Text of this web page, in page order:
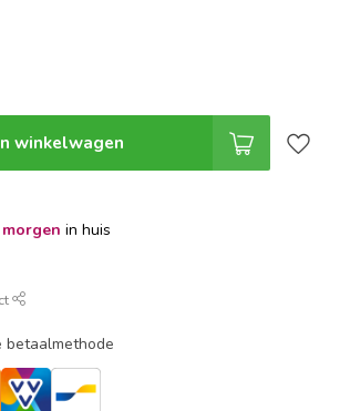
winkelwagen
morgen in huis
betaalmethode